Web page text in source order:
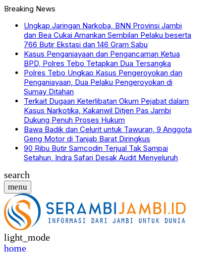
Breaking News
Ungkap Jaringan Narkoba, BNN Provinsi Jambi
dan Bea Cukai Amankan Sembilan Pelaku beserta
766 Butir Ekstasi dan 146 Gram Sabu
Kasus Penganiayaan dan Pengancaman Ketua
BPD, Polres Tebo Tetapkan Dua Tersangka
Polres Tebo Ungkap Kasus Pengeroyokan dan
Penganiayaan, Dua Pelaku Pengeroyokan di
Sumay Ditahan
Terkait Dugaan Keterlibatan Okum Pejabat dalam
Kasus Narkotika, Kakanwil Ditjen Pas Jambi
Dukung Penuh Proses Hukum
Bawa Badik dan Celurit untuk Tawuran, 9 Anggota
Geng Motor di Tanjab Barat Diringkus
90 Ribu Butir Samcodin Terjual Tak Sampai
Setahun, Indra Safari Desak Audit Menyeluruh
search
menu
light_mode
home